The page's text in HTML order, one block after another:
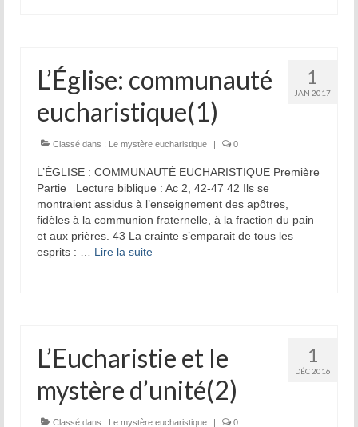
1
JAN 2017
L’Église: communauté
eucharistique(1)
Classé dans : Le mystère eucharistique 0
L’ÉGLISE : COMMUNAUTÉ EUCHARISTIQUE Première
Partie Lecture biblique : Ac 2, 42-47 42 Ils se
montraient assidus à l’enseignement des apôtres,
fidèles à la communion fraternelle, à la fraction du pain
et aux prières. 43 La crainte s’emparait de tous les
esprits : … Lire la suite­­
1
DÉC 2016
L’Eucharistie et le
mystère d’unité(2)
Classé dans : Le mystère eucharistique 0